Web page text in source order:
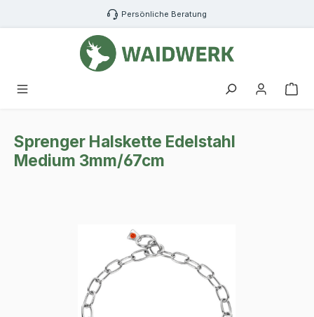
Zum Hauptinhalt springen Persönliche Beratung
Sprenger Halskette Edelstahl
Medium 3mm/67cm